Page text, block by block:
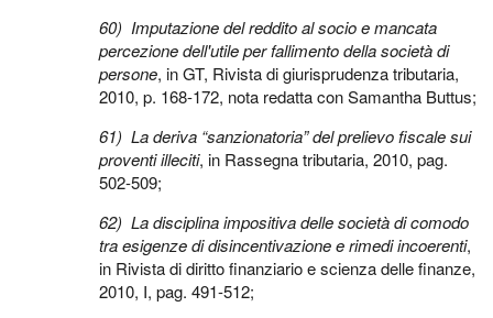
60) Imputazione del reddito al socio e mancata
percezione dell'utile per fallimento della società di
persone, in GT, Rivista di giurisprudenza tributaria,
2010, p. 168-172, nota redatta con Samantha Buttus;
61) La deriva “sanzionatoria” del prelievo fiscale sui
proventi illeciti, in Rassegna tributaria, 2010, pag.
502-509;
62) La disciplina impositiva delle società di comodo
tra esigenze di disincentivazione e rimedi incoerenti,
in Rivista di diritto finanziario e scienza delle finanze,
2010, I, pag. 491-512;